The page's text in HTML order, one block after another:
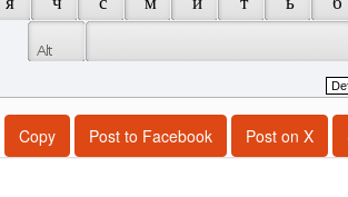
Copy Post to Facebook Post on X